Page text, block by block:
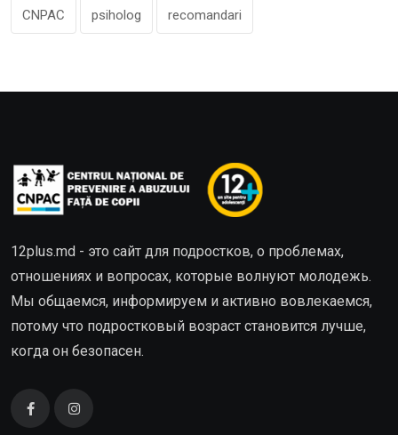
CNPAC psiholog recomandari
12plus.md - это сайт для подростков, о проблемах,
отношениях и вопросах, которые волнуют молодежь.
Мы общаемся, информируем и активно вовлекаемся,
потому что подростковый возраст становится лучше,
когда он безопасен.